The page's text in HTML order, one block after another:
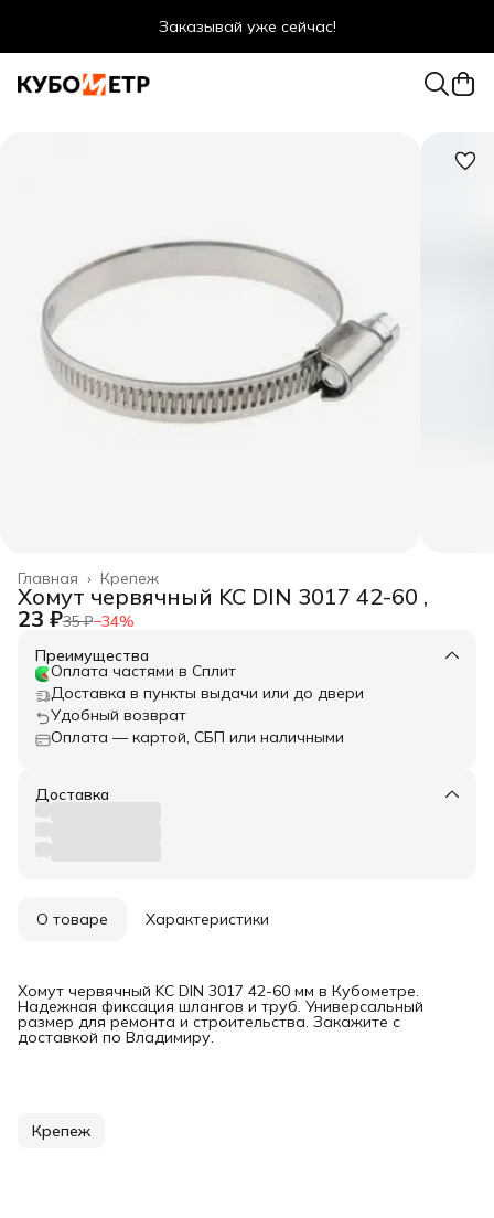
Заказывай уже сейчас!
Оптовые цены даже для физ. лиц
Крепеж
Главная ›
Хомут червячный KC DIN 3017 42-60 ,
23 ₽35 ₽−34%
Преимущества
Оплата частями в Сплит
Доставка в пункты выдачи или до двери
Удобный возврат
Оплата — картой, СБП или наличными
Доставка
О товаре Характеристики
Хомут червячный KC DIN 3017 42-60 мм в Кубометре.
Надежная фиксация шлангов и труб. Универсальный
размер для ремонта и строительства. Закажите с
доставкой по Владимиру.
Крепеж